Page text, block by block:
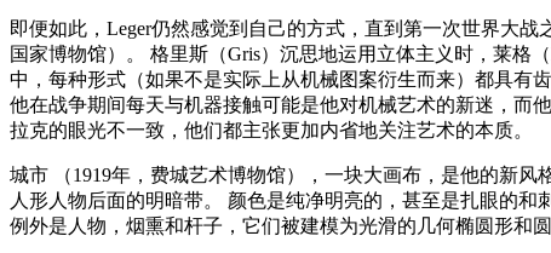
即便如此，Leger仍然感觉到自己的方式，直到第一次世界大
国家博物馆）。 格里斯（Gris）沉思地运用立体主义时，莱格
中，每种形式（如果不是实际上从机械图案衍生而来）都具有
他在战争期间每天与机器接触可能是他对机械艺术的新迷，而
拉克的眼光不一致，他们都主张更加内省地关注艺术的本质。
城市 （1919年，费城艺术博物馆），一块大画布，是他的新
人形人物后面的明暗带。 颜色是纯净明亮的，甚至是扎眼的
例外是人物，烟熏和杆子，它们被建模为光滑的几何椭圆形和圆